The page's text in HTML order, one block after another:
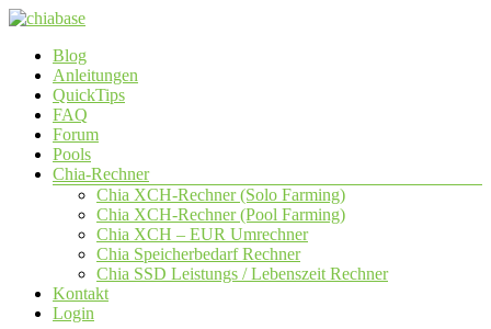
Zum
springen
chiabase
CHIA
Info-
Community
Seite
Menü
Blog
Anleitungen
QuickTips
FAQ
Forum
Pools
Chia-Rechner
Chia XCH-Rechner (Solo Farming)
Chia XCH-Rechner (Pool Farming)
Chia XCH – EUR Umrechner
Chia Speicherbedarf Rechner
Chia SSD Leistungs / Lebenszeit Rechner
Kontakt
Login